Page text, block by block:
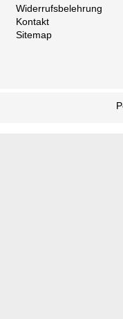
Widerrufsbelehrung
Kontakt
Sitemap